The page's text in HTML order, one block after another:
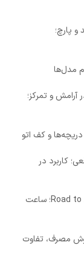
پارچ؛
مدل‌ها
آرامش و تمرکز؛
و کف اتو
کاربرد در
سریال قصه‌های جزیره؛ داستان و بازیگران Road to Avonlea؛ ساعت
مصرف، تفاوت